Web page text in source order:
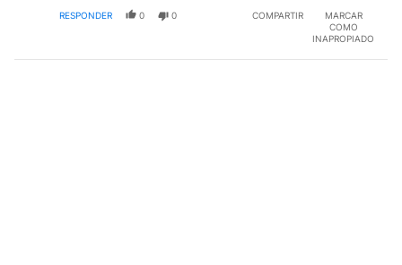
RESPONDER 0 0 COMPARTIR
MARCAR
COMO
INAPROPIADO